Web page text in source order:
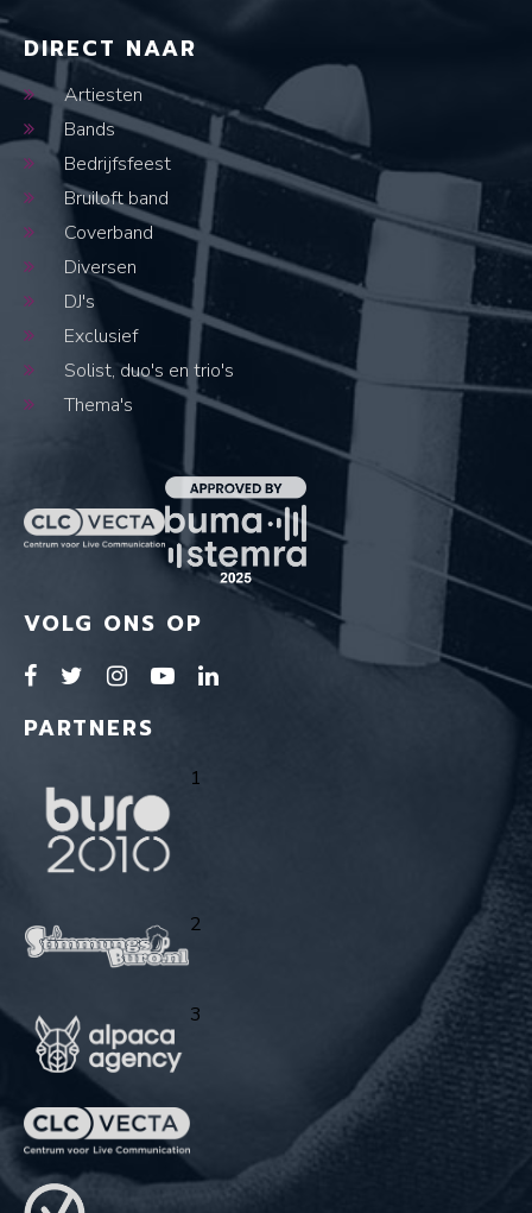
DIRECT NAAR
Artiesten
Bands
Bedrijfsfeest
Bruiloft band
Coverband
Diversen
DJ's
Exclusief
Solist, duo's en trio's
Thema's
VOLG ONS OP
PARTNERS
1
2
3